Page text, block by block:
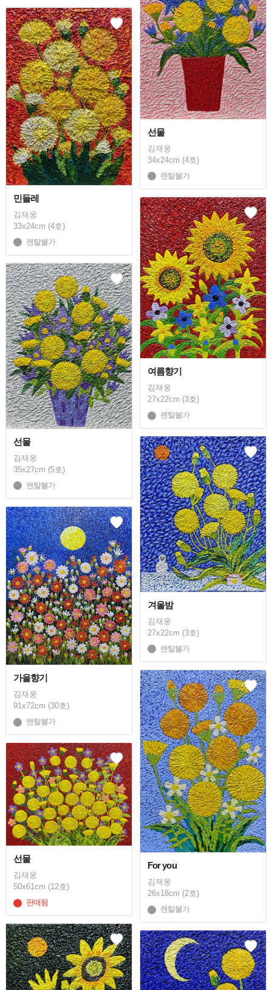
선물
김재웅
34x24cm (4호)
렌탈불가
민들레
김재웅
33x24cm (4호)
렌탈불가
여름향기
김재웅
27x22cm (3호)
렌탈불가
선물
김재웅
35x27cm (5호)
렌탈불가
겨울밤
김재웅
27x22cm (3호)
렌탈불가
가을향기
김재웅
91x72cm (30호)
렌탈불가
For you
김재웅
26x18cm (2호)
렌탈불가
선물
김재웅
50x61cm (12호)
판매됨